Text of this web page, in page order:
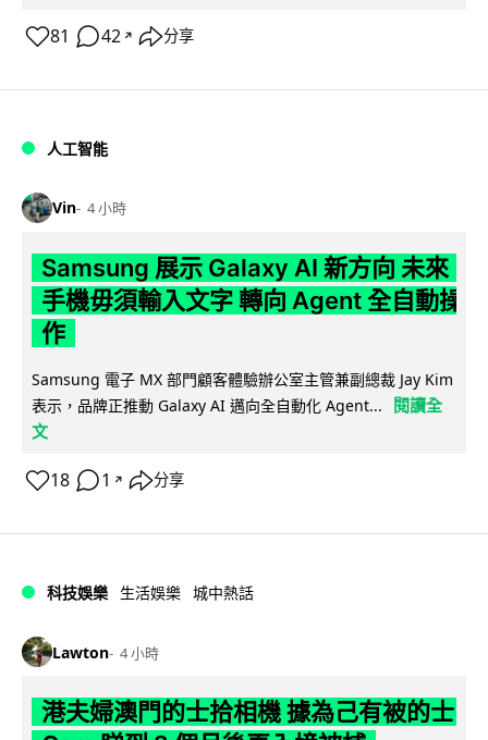
81 42 ↗ 分享
人工智能
Vin 4 小時
Samsung 展示 Galaxy AI 新方向 未來
手機毋須輸入文字 轉向 Agent 全自動操
作
Samsung 電子 MX 部門顧客體驗辦公室主管兼副總裁 Jay Kim
表示，品牌正推動 Galaxy AI 邁向全自動化 Agent...
閱讀全
文
18 1 ↗ 分享
科技娛樂 生活娛樂 城中熱話
Lawton 4 小時
港夫婦澳門的士拾相機 據為己有被的士